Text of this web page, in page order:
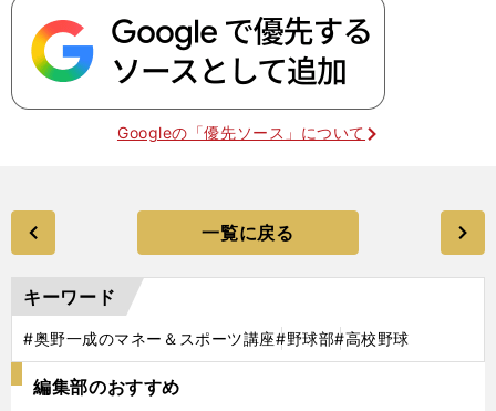
Googleの「優先ソース」について
一覧に戻る
キーワード
#奥野一成のマネー＆スポーツ講座#野球部#高校野球
編集部のおすすめ